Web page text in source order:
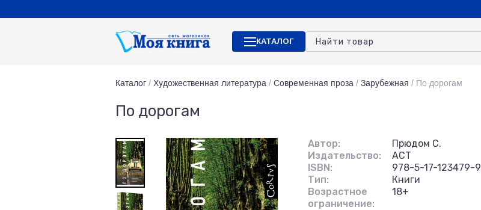
КАТАЛОГ
Каталог / Художественная литература / Современная проза / Зарубежная / По дорогам
По дорогам
Автор:
Прюдом С.
Издательство:
АСТ
ISBN:
978-5-17-123479-9
Тип:
Книги
Возрастное
ограничение:
18+